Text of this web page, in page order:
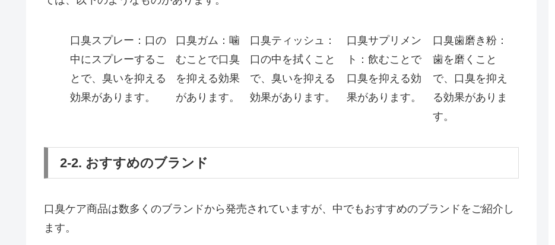
口臭スプレー：口の
中にスプレーするこ
とで、臭いを抑える
効果があります。
口臭ガム：噛
むことで口臭
を抑える効果
があります。
口臭ティッシュ：
口の中を拭くこと
で、臭いを抑える
効果があります。
口臭サプリメン
ト：飲むことで
口臭を抑える効
果があります。
口臭歯磨き粉：
歯を磨くこと
で、口臭を抑え
る効果がありま
す。
2-2. おすすめのブランド
口臭ケア商品は数多くのブランドから発売されていますが、中でもおすすめのブランドをご紹介し
ます。